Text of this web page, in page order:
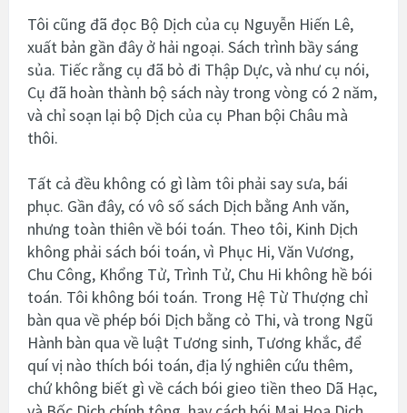
Tôi cũng đã đọc Bộ Dịch của cụ Nguyễn Hiến Lê,
xuất bản gần đây ở hải ngoại. Sách trình bầy sáng
sủa. Tiếc rằng cụ đã bỏ đi Thập Dực, và như cụ nói,
Cụ đã hoàn thành bộ sách này trong vòng có 2 năm,
và chỉ soạn lại bộ Dịch của cụ Phan bội Châu mà
thôi.
Tất cả đều không có gì làm tôi phải say sưa, bái
phục. Gần đây, có vô số sách Dịch bằng Anh văn,
nhưng toàn thiên về bói toán. Theo tôi, Kinh Dịch
không phải sách bói toán, vì Phục Hi, Văn Vương,
Chu Công, Khổng Tử, Trình Tử, Chu Hi không hề bói
toán. Tôi không bói toán. Trong Hệ Từ Thượng chỉ
bàn qua về phép bói Dịch bằng cỏ Thi, và trong Ngũ
Hành bàn qua về luật Tương sinh, Tương khắc, để
quí vị nào thích bói toán, địa lý nghiên cứu thêm,
chứ không biết gì về cách bói gieo tiền theo Dã Hạc,